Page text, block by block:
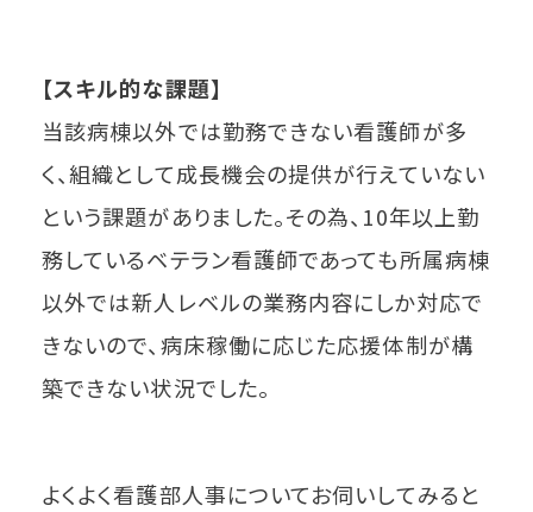
【スキル的な課題】
当該病棟以外では勤務できない看護師が多
く、組織として成長機会の提供が行えていない
という課題がありました。その為、10年以上勤
務しているベテラン看護師であっても所属病棟
以外では新人レベルの業務内容にしか対応で
きないので、病床稼働に応じた応援体制が構
築できない状況でした。
よくよく看護部人事についてお伺いしてみると